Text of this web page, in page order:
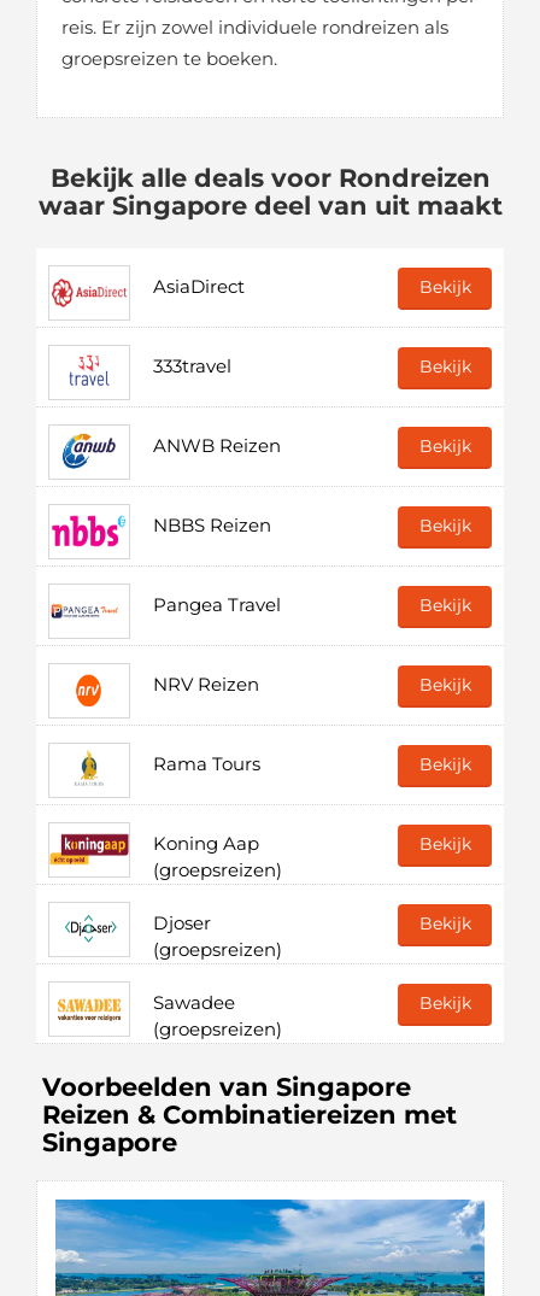
reis. Er zijn zowel individuele rondreizen als
groepsreizen te boeken.
Bekijk alle deals voor Rondreizen
waar Singapore deel van uit maakt
AsiaDirect Bekijk
333travel Bekijk
ANWB Reizen Bekijk
NBBS Reizen Bekijk
Pangea Travel Bekijk
NRV Reizen Bekijk
Rama Tours Bekijk
Koning Aap
(groepsreizen)
Bekijk
Djoser
(groepsreizen)
Bekijk
Sawadee
(groepsreizen)
Bekijk
Voorbeelden van Singapore
Reizen & Combinatiereizen met
Singapore